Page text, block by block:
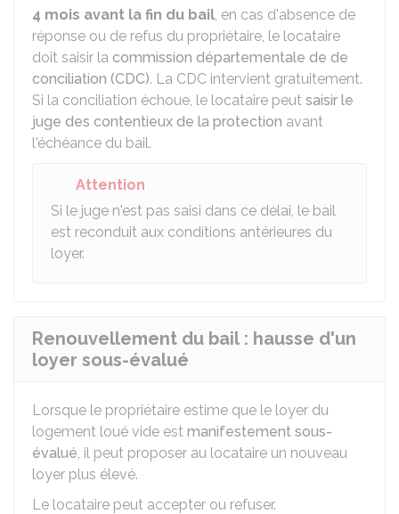
4 mois avant la fin du bail, en cas d'absence de
réponse ou de refus du propriétaire, le locataire
doit saisir la commission départementale de de
conciliation (CDC). La CDC intervient gratuitement.
Si la conciliation échoue, le locataire peut saisir le
juge des contentieux de la protection avant
l'échéance du bail.
Attention
Si le juge n'est pas saisi dans ce délai, le bail
est reconduit aux conditions antérieures du
loyer.
Renouvellement du bail : hausse d'un
loyer sous-évalué
Lorsque le propriétaire estime que le loyer du
logement loué vide est manifestement sous-
évalué, il peut proposer au locataire un nouveau
loyer plus élevé.
Le locataire peut accepter ou refuser.